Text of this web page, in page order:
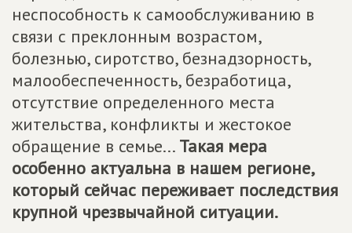
неспособность к самообслуживанию в
связи с преклонным возрастом,
болезнью, сиротство, безнадзорность,
малообеспеченность, безработица,
отсутствие определенного места
жительства, конфликты и жестокое
обращение в семье... Такая мера
особенно актуальна в нашем регионе,
который сейчас переживает последствия
крупной чрезвычайной ситуации.